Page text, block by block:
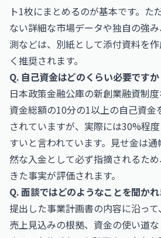
ト1枚にまとめるのが基本です。た
ない詳細な市場データや独自の強
測などは、別紙として添付資料を
く推奨されます。
Q. 自己資金はどのくらい必要ですか
日本政策金融公庫の新創業融資制
資金総額の10分の1以上の自己資金
されていますが、実際には30%程
すいと言われています。見せ金は
然な入金として必ず指摘されるた
きた事実が評価されます。
Q. 面談ではどのようなことを聞かれ
提出した事業計画書の内容に沿って
売上見込みの根拠、資金の使い道